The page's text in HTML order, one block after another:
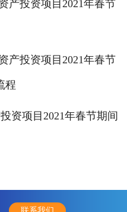
产投资项目2021年春节
产投资项目2021年春节
程
资项目2021年春节期间